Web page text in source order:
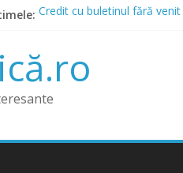
Credit cu buletinul fără
Băncile și IFN-urile Care
Credit pentru Datornici și